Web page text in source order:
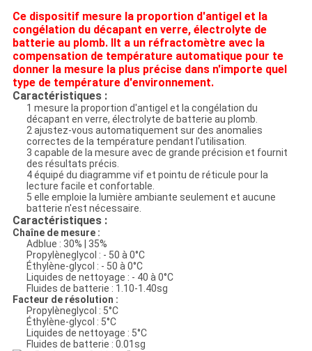
Ce dispositif mesure la proportion d'antigel et la
congélation du décapant en verre, électrolyte de
batterie au plomb. IIt a un réfractomètre avec la
compensation de température automatique pour te
donner la mesure la plus précise dans n'importe quel
type de température d'environnement.
Caractéristiques :
1 mesure la proportion d'antigel et la congélation du
décapant en verre, électrolyte de batterie au plomb.
2 ajustez-vous automatiquement sur des anomalies
correctes de la température pendant l'utilisation.
3 capable de la mesure avec de grande précision et fournit
des résultats précis.
4 équipé du diagramme vif et pointu de réticule pour la
lecture facile et confortable.
5 elle emploie la lumière ambiante seulement et aucune
batterie n'est nécessaire.
Caractéristiques :
Chaîne de mesure :
Adblue : 30% | 35%
Propylèneglycol : - 50 à 0°C
Éthylène-glycol : - 50 à 0°C
Liquides de nettoyage : - 40 à 0°C
Fluides de batterie : 1.10-1.40sg
Facteur de résolution :
Propylèneglycol : 5°C
Éthylène-glycol : 5°C
Liquides de nettoyage : 5°C
Fluides de batterie : 0.01sg